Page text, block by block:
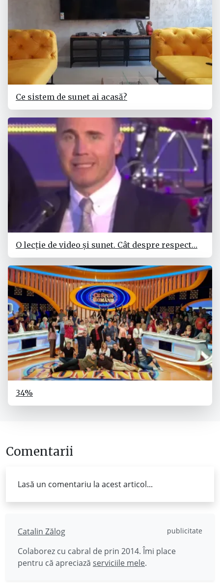
Ce sistem de sunet ai acasă?
O lecție de video și sunet. Cât despre respect…
34%
Comentarii
Lasă un comentariu la acest articol...
Catalin Zălog publicitate
Colaborez cu cabral de prin 2014. Îmi place
pentru că apreciază serviciile mele.